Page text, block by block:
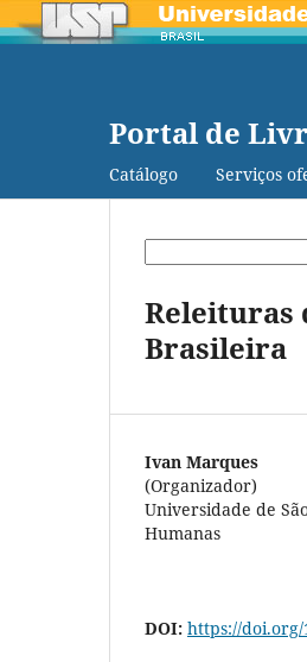
Portal de
Catálogo Serviços
Releituras
Brasileira
Ivan Marques
(Organizador)
Universidade de
Humanas
DOI: https://doi.org/